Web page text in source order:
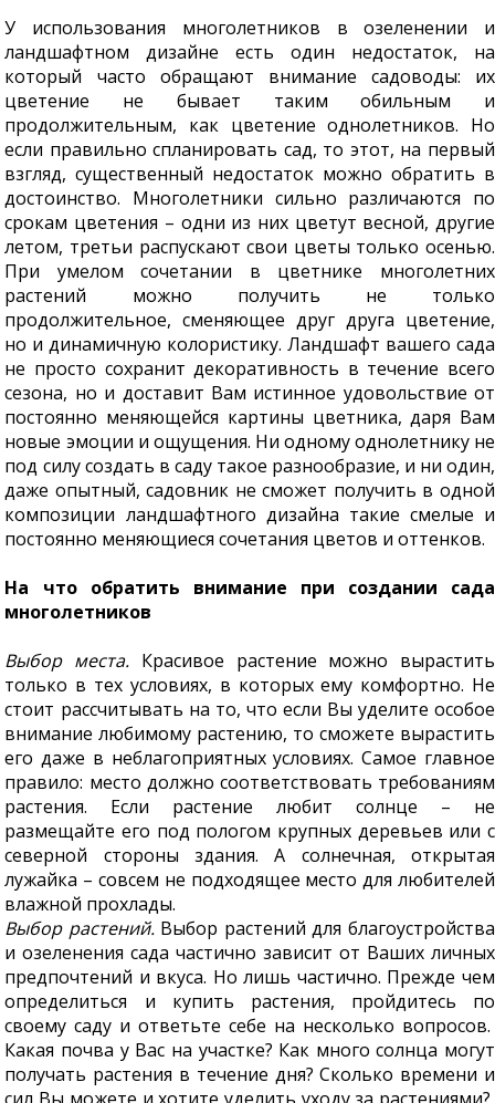
У использования многолетников в озеленении и
ландшафтном дизайне есть один недостаток, на
который часто обращают внимание садоводы: их
цветение не бывает таким обильным и
продолжительным, как цветение однолетников. Но
если правильно спланировать сад, то этот, на первый
взгляд, существенный недостаток можно обратить в
достоинство. Многолетники сильно различаются по
срокам цветения – одни из них цветут весной, другие
летом, третьи распускают свои цветы только осенью.
При умелом сочетании в цветнике многолетних
растений можно получить не только
продолжительное, сменяющее друг друга цветение,
но и динамичную колористику. Ландшафт вашего сада
не просто сохранит декоративность в течение всего
сезона, но и доставит Вам истинное удовольствие от
постоянно меняющейся картины цветника, даря Вам
новые эмоции и ощущения. Ни одному однолетнику не
под силу создать в саду такое разнообразие, и ни один,
даже опытный, садовник не сможет получить в одной
композиции ландшафтного дизайна такие смелые и
постоянно меняющиеся сочетания цветов и оттенков.
На что обратить внимание при создании сада
многолетников
Выбор места. Красивое растение можно вырастить
только в тех условиях, в которых ему комфортно. Не
стоит рассчитывать на то, что если Вы уделите особое
внимание любимому растению, то сможете вырастить
его даже в неблагоприятных условиях. Самое главное
правило: место должно соответствовать требованиям
растения. Если растение любит солнце – не
размещайте его под пологом крупных деревьев или с
северной стороны здания. А солнечная, открытая
лужайка – совсем не подходящее место для любителей
влажной прохлады.
Выбор растений.Выбор растений для благоустройства
и озеленения сада частично зависит от Ваших личных
предпочтений и вкуса. Но лишь частично. Прежде чем
определиться и купить растения, пройдитесь по
своему саду и ответьте себе на несколько вопросов.
Какая почва у Вас на участке? Как много солнца могут
получать растения в течение дня? Сколько времени и